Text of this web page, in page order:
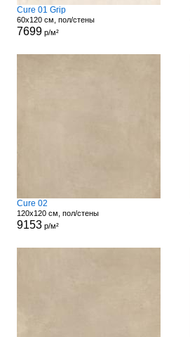
Cure 01 Grip
60x120 см, пол/стены
7699р/м²
Cure 02
120x120 см, пол/стены
9153р/м²